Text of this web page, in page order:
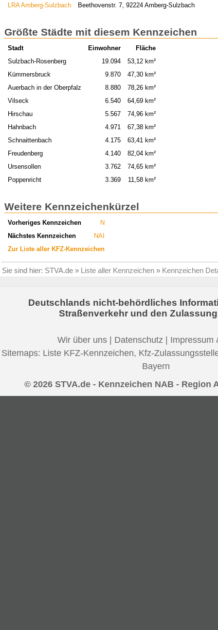
LRA Amberg-Sulzbach
Beethovenstr. 7, 92224 Amberg-Sulzbach
Größte Städte mit diesem Kennzeichen
Stadt Einwohner
Fläche
Sulzbach-Rosenberg
19.094
53,12 km²
Kümmersbruck
9.870
47,30 km²
Auerbach in der Oberpfalz
8.880
78,26 km²
Vilseck
6.540
64,69 km²
Hirschau
5.567
74,96 km²
Hahnbach
4.971
67,38 km²
Schnaittenbach
4.175
63,41 km²
Freudenberg
4.140
82,04 km²
Ursensollen
3.762
74,65 km²
Poppenricht
3.369 11,58 km²
Weitere Kennzeichenkürzel
Vorheriges Kennzeichen
N
Nächstes Kennzeichen
NAI
Zur Liste aller KFZ-Kennzeichen
Sie sind hier: STVA.de » Liste aller Kennzeichen » Kennzeichen
Deutschlands nicht-behördliches
Straßenverkehr und den
Wir über uns | Datenschutz | Impressum
Sitemaps: Liste KFZ-Kennzeichen, Kfz-
Bayern
© 2026 STVA.de - Kennzeichen NAB - Region